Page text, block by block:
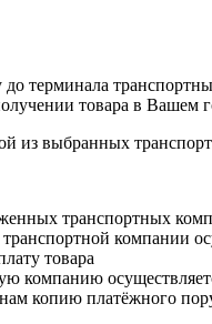
до терминала
товара в Вашем
из выбранных
транспортных
компании
товара
компанию
копию платёжного